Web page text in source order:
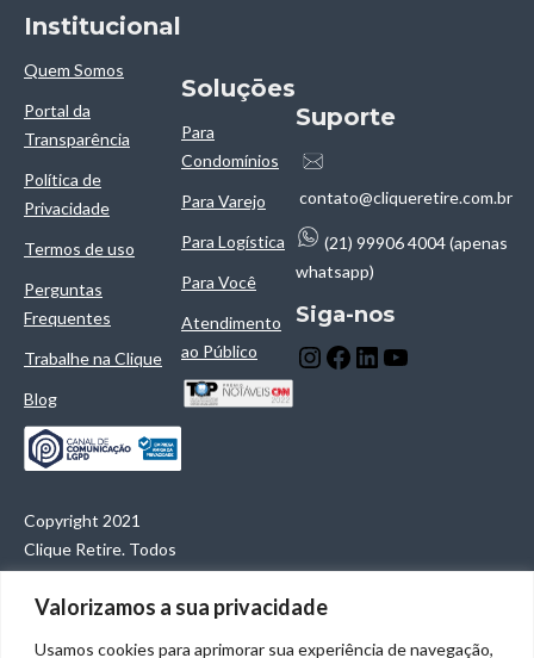
Valorizamos a sua privacidade
Usamos cookies para aprimorar sua experiência de navegação,
Institucional
Quem Somos
Portal da
Transparência
Política de
Privacidade
Termos de uso
Perguntas
Frequentes
Trabalhe na Clique
Blog
Soluçōes
Para
Condomínios
Para Varejo
Para Logística
Para Você
Atendimento
ao Público
Suporte
contato@cliqueretire.com.br
(21) 99906 4004 (apenas
whatsapp)
Siga-nos
Copyright 2021
Clique Retire. Todos
os direitos
reservados.
Clique Retire